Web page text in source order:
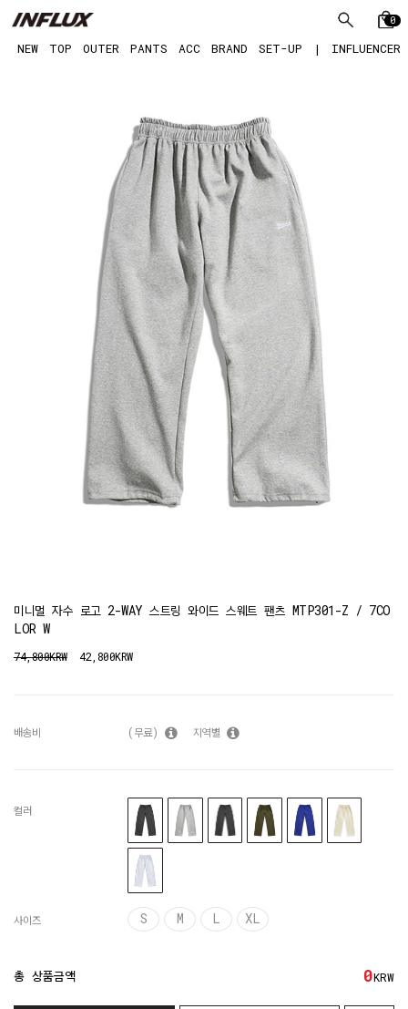
0
NEW TOP OUTER PANTS ACC BRAND SET-UP | INFLUENCER
미니멀 자수 로고 2-WAY 스트링 와이드 스웨트 팬츠 MTP301-Z / 7CO
LOR W
74,800KRW 42,800KRW
배송비 (무료) 지역별
컬러
사이즈 S M L XL
총 상품금액 0KRW